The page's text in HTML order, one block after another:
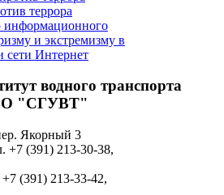
террора
водного транспорта
"СГУВТ"
Якорный 3
+7 (391) 213-30-38,
(391) 213-33-42,